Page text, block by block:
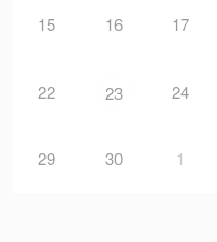
15 16 17
22 23 24
29 30 1